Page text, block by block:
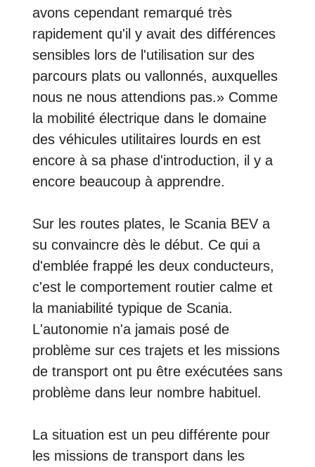
avons cependant remarqué très
rapidement qu'il y avait des différences
sensibles lors de l'utilisation sur des
parcours plats ou vallonnés, auxquelles
nous ne nous attendions pas.» Comme
la mobilité électrique dans le domaine
des véhicules utilitaires lourds en est
encore à sa phase d'introduction, il y a
encore beaucoup à apprendre.
Sur les routes plates, le Scania BEV a
su convaincre dès le début. Ce qui a
d'emblée frappé les deux conducteurs,
c'est le comportement routier calme et
la maniabilité typique de Scania.
L'autonomie n'a jamais posé de
problème sur ces trajets et les missions
de transport ont pu être exécutées sans
problème dans leur nombre habituel.
La situation est un peu différente pour
les missions de transport dans les